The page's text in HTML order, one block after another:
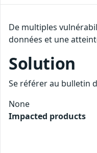
De multiples
données et une
Solution
Se référer au bulletin
None
Impacted products